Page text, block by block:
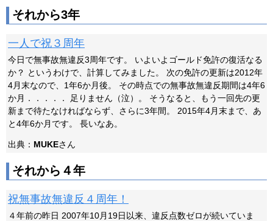
それから3年
一人で祝３周年
今日で無事故無違反3周年です。 いよいよゴールド免許の復活なる
か？ というわけで、計算してみました。 次の免許の更新は2012年
4月末なので、1年6か月後。 その時点での無事故無違反期間は4年6
か月．．．．． 足りません（泣）。 そうなると、もう一回先の更
新まで待たなければならず、さらに3年間。 2015年4月末まで、あ
と4年6か月です。 長いなあ。
出典： MUKEさん
それから４年
祝無事故無違反４周年！
４年前の昨日 2007年10月19日以来、違反点数ゼロが続いていま